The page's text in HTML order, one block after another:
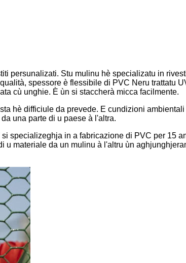
persunalizati. Stu mulinu hè specializatu in
spessore è flessibile di PVC Neru trattatu
cù unghie. È ùn si staccherà micca facilmente.
hè difficiule da prevede. E cundizioni
una parte di u paese à l'altra.
specializeghja in a fabricazione di PVC per 15
materiale da un mulinu à l'altru ùn